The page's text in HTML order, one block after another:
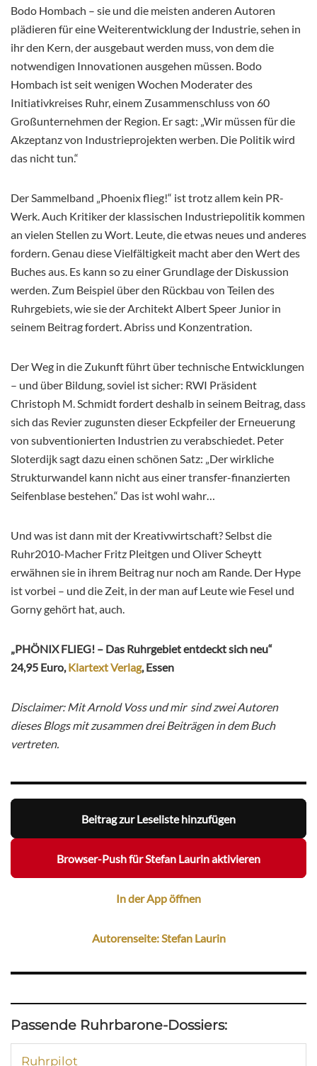
Bodo Hombach – sie und die meisten anderen Autoren
plädieren für eine Weiterentwicklung der Industrie, sehen in
ihr den Kern, der ausgebaut werden muss, von dem die
notwendigen Innovationen ausgehen müssen. Bodo
Hombach ist seit wenigen Wochen Moderater des
Initiativkreises Ruhr, einem Zusammenschluss von 60
Großunternehmen der Region. Er sagt: „Wir müssen für die
Akzeptanz von Industrieprojekten werben. Die Politik wird
das nicht tun.“
Der Sammelband „Phoenix flieg!“ ist trotz allem kein PR-
Werk. Auch Kritiker der klassischen Industriepolitik kommen
an vielen Stellen zu Wort. Leute, die etwas neues und anderes
fordern. Genau diese Vielfältigkeit macht aber den Wert des
Buches aus. Es kann so zu einer Grundlage der Diskussion
werden. Zum Beispiel über den Rückbau von Teilen des
Ruhrgebiets, wie sie der Architekt Albert Speer Junior in
seinem Beitrag fordert. Abriss und Konzentration.
Der Weg in die Zukunft führt über technische Entwicklungen
– und über Bildung, soviel ist sicher: RWI Präsident
Christoph M. Schmidt fordert deshalb in seinem Beitrag, dass
sich das Revier zugunsten dieser Eckpfeiler der Erneuerung
von subventionierten Industrien zu verabschiedet. Peter
Sloterdijk sagt dazu einen schönen Satz: „Der wirkliche
Strukturwandel kann nicht aus einer transfer-finanzierten
Seifenblase bestehen.“ Das ist wohl wahr…
Und was ist dann mit der Kreativwirtschaft? Selbst die
Ruhr2010-Macher Fritz Pleitgen und Oliver Scheytt
erwähnen sie in ihrem Beitrag nur noch am Rande. Der Hype
ist vorbei – und die Zeit, in der man auf Leute wie Fesel und
Gorny gehört hat, auch.
„PHÖNIX FLIEG! – Das Ruhrgebiet entdeckt sich neu“
24,95 Euro,Klartext Verlag, Essen
Disclaimer: Mit Arnold Voss und mir sind zwei Autoren
dieses Blogs mit zusammen drei Beiträgen in dem Buch
vertreten.
Beitrag zur Leseliste hinzufügen
Browser-Push für Stefan Laurin aktivieren
In der App öffnen
Autorenseite: Stefan Laurin
Passende Ruhrbarone-Dossiers:
Ruhrpilot